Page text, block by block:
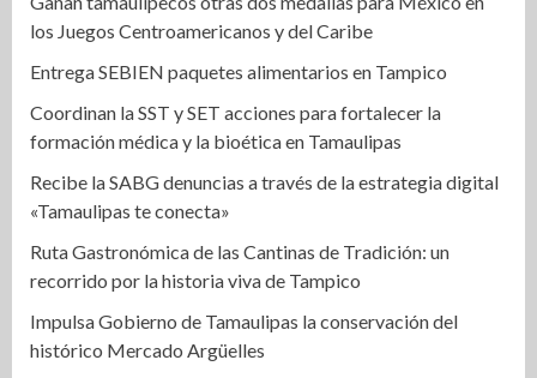
los Juegos Centroamericanos y del Caribe
Entrega SEBIEN paquetes alimentarios en Tampico
Coordinan la SST y SET acciones para fortalecer la
formación médica y la bioética en Tamaulipas
Recibe la SABG denuncias a través de la estrategia digital
«Tamaulipas te conecta»
Ruta Gastronómica de las Cantinas de Tradición: un
recorrido por la historia viva de Tampico
Impulsa Gobierno de Tamaulipas la conservación del
histórico Mercado Argüelles